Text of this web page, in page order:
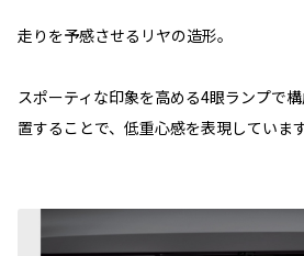
走りを予感させるリヤの造形。
スポーティな印象を高める4眼ランプで
置することで、低重心感を表現しています